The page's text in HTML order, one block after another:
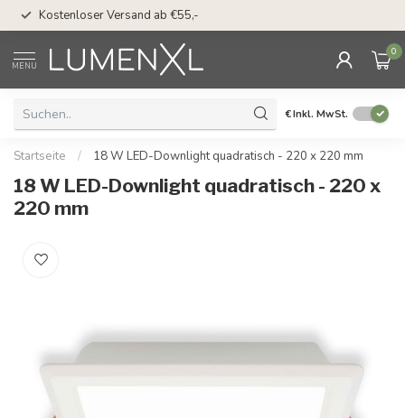
Kostenloser Versand ab €55,-
MENU
0
€Inkl. MwSt.
Startseite / 18 W LED-Downlight quadratisch - 220 x 220 mm
18 W LED-Downlight quadratisch - 220 x
220 mm